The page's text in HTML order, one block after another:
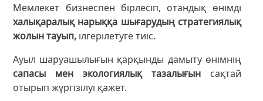
Мемлекет бизнеспен бірлесіп, отандық өнімді
халықаралық нарыққа шығарудың стратегиялық
жолын тауып, ілгерілетуге тиіс.
Ауыл шаруашылығын қарқынды дамыту өнімнің
сапасы мен экологиялық тазалығынсақтай
отырып жүргізілуі қажет.